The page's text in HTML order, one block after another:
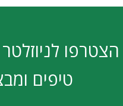
הצטרפו
טיפים